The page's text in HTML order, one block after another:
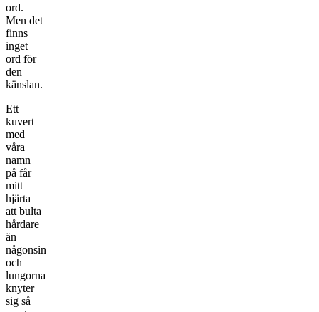
ord.
Men det
finns
inget
ord för
den
känslan.
Ett
kuvert
med
våra
namn
på får
mitt
hjärta
att bulta
hårdare
än
någonsin
och
lungorna
knyter
sig så